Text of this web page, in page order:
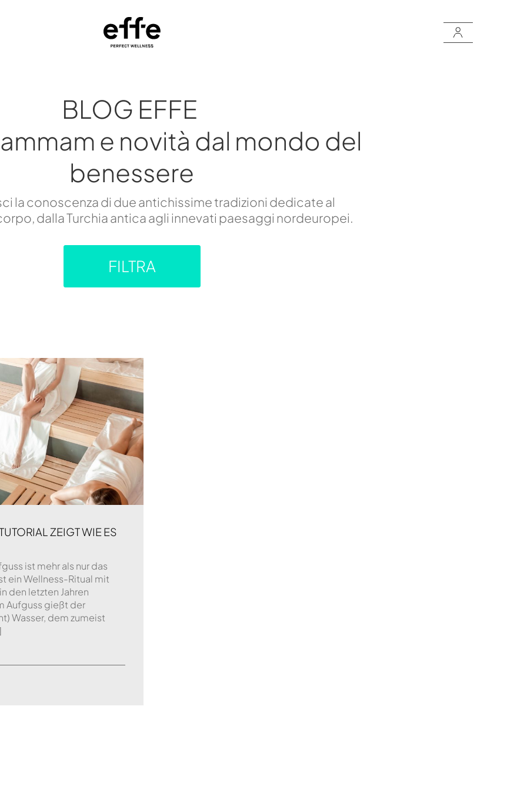
BLOG EFFE
e novità dal mondo del
benessere
la conoscenza di due antichissime tradizioni dedicate al
dalla Turchia antica agli innevati paesaggi nordeuropei.
FILTRA
ZEIGT WIE ES
ist mehr als nur das
ein Wellness-Ritual mit
den letzten Jahren
Aufguss gießt der
Wasser, dem zumeist